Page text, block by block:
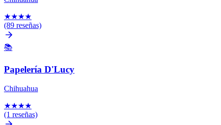
★★★★
(89 reseñas)
📚
Papelería D'Lucy
Chihuahua
★★★★
(1 reseñas)